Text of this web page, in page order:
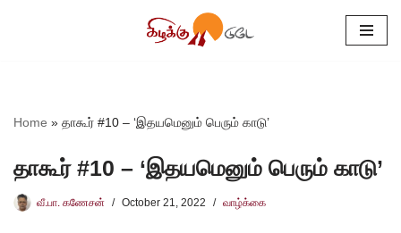
Home » தாகூர் #10 – ‘இதயமெனும் பெரும் காடு’
தாகூர் #10 – ‘இதயமெனும் பெரும் காடு’
வீ.பா. கணேசன் October 21, 2022 வாழ்க்கை